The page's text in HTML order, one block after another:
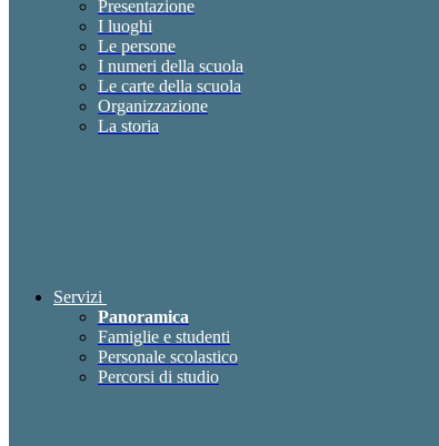
Presentazione
I luoghi
Le persone
I numeri della scuola
Le carte della scuola
Organizzazione
La storia
Servizi
Panoramica
Famiglie e studenti
Personale scolastico
Percorsi di studio